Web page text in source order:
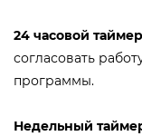
24 часовой таймер
согласовать
программы.
Недельный